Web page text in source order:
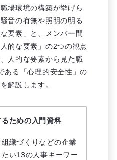
場環境の構築が挙げら
音の有無や照明の明る
要素」と、メンバー間
的な要素」の2つの観点
人的な要素から見た職
ある「心理的安全性」の
解説します。
ための入門資料
織づくりなどの企業
い13の人事キーワー